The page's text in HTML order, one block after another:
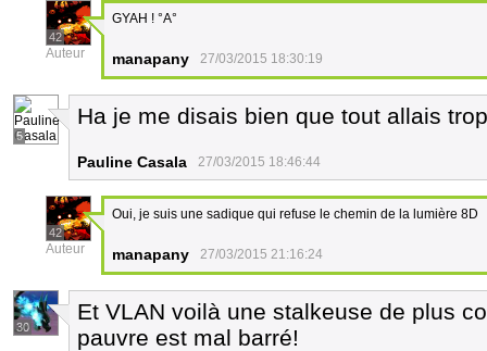
42
Auteur
GYAH ! °A°
manapany 27/03/2015 18:30:19
5
Ha je me disais bien que tout allais
Pauline Casala 27/03/2015 18:46:44
42
Auteur
Oui, je suis une sadique qui refuse le chemin de la lumière 8D
manapany 27/03/2015 21:16:24
30
Et VLAN voilà une stalkeuse de plus
pauvre est mal barré!